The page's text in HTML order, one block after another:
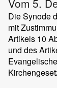
Vom 5.
Die Synode
mit
Artikels 10
und des